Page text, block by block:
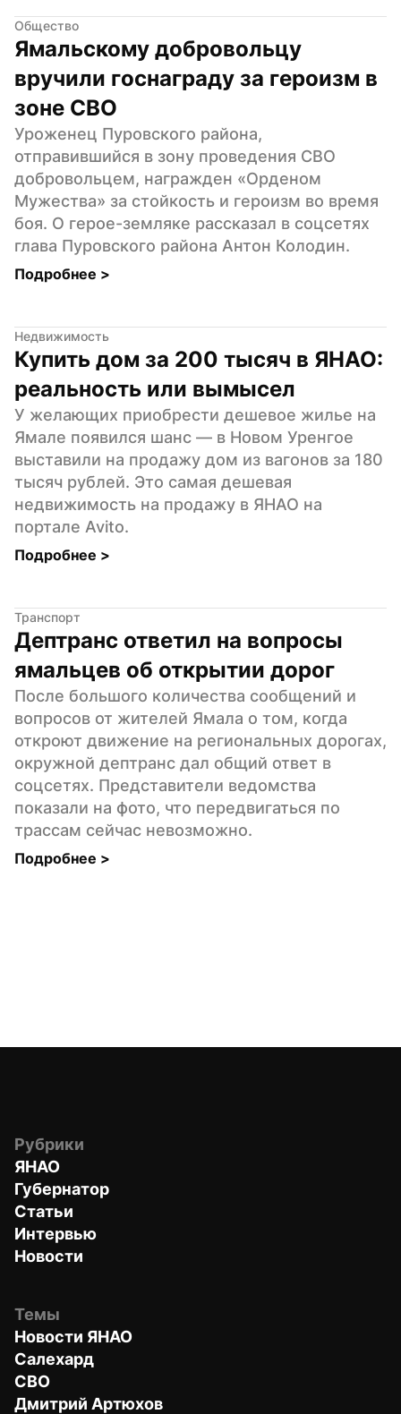
Общество
Ямальскому добровольцу
вручили госнаграду за героизм в
зоне СВО
Уроженец Пуровского района,
отправившийся в зону проведения СВО
добровольцем, награжден «Орденом
Мужества» за стойкость и героизм во время
боя. О герое-земляке рассказал в соцсетях
глава Пуровского района Антон Колодин.
Подробнее >
Недвижимость
Купить дом за 200 тысяч в ЯНАО:
реальность или вымысел
У желающих приобрести дешевое жилье на
Ямале появился шанс — в Новом Уренгое
выставили на продажу дом из вагонов за 180
тысяч рублей. Это самая дешевая
недвижимость на продажу в ЯНАО на
портале Avito.
Подробнее >
Транспорт
Дептранс ответил на вопросы
ямальцев об открытии дорог
После большого количества сообщений и
вопросов от жителей Ямала о том, когда
откроют движение на региональных дорогах,
окружной дептранс дал общий ответ в
соцсетях. Представители ведомства
показали на фото, что передвигаться по
трассам сейчас невозможно.
Подробнее >
Рубрики
ЯНАО
Губернатор
Статьи
Интервью
Новости
Темы
Новости ЯНАО
Салехард
СВО
Дмитрий Артюхов